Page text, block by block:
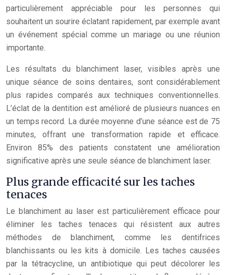
particulièrement appréciable pour les personnes qui
souhaitent un sourire éclatant rapidement, par exemple avant
un événement spécial comme un mariage ou une réunion
importante.
Les résultats du blanchiment laser, visibles après une
unique séance de soins dentaires, sont considérablement
plus rapides comparés aux techniques conventionnelles.
L’éclat de la dentition est amélioré de plusieurs nuances en
un temps record. La durée moyenne d’une séance est de 75
minutes, offrant une transformation rapide et efficace.
Environ 85% des patients constatent une amélioration
significative après une seule séance de blanchiment laser.
Plus grande efficacité sur les taches
tenaces
Le blanchiment au laser est particulièrement efficace pour
éliminer les taches tenaces qui résistent aux autres
méthodes de blanchiment, comme les dentifrices
blanchissants ou les kits à domicile. Les taches causées
par la tétracycline, un antibiotique qui peut décolorer les